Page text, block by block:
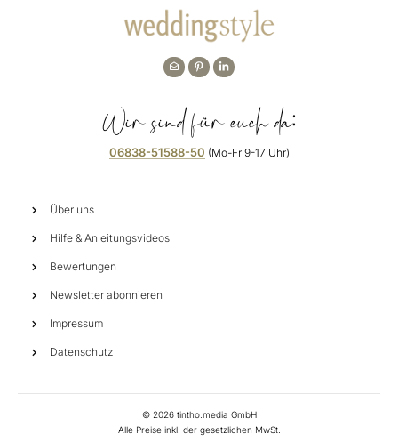
Wir sind für euch da:
06838-51588-50 (Mo-Fr 9-17 Uhr)
Über uns
Hilfe & Anleitungsvideos
Bewertungen
Newsletter abonnieren
Impressum
Datenschutz
© 2026tintho:media GmbH
Alle Preise inkl. der gesetzlichen MwSt.